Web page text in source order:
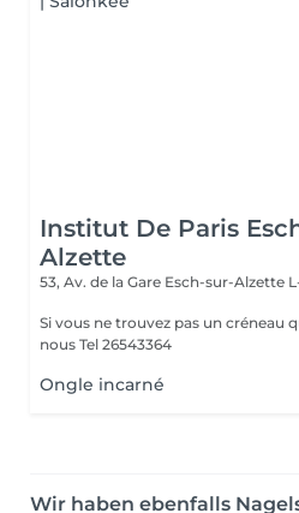
Institut De Paris
Alzette
53, Av. de la Gare Esch-sur-Alzette
Si vous ne trouvez pas un créneau
nous Tel 26543364
Ongle incarné
Wir haben ebenfalls